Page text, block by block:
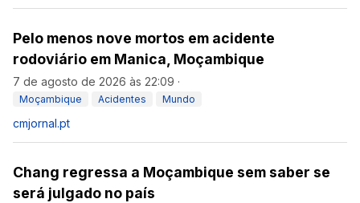
Pelo menos nove mortos em acidente
rodoviário em Manica, Moçambique
7 de agosto de 2026 às 22:09 ·
Moçambique Acidentes Mundo
cmjornal.pt
Chang regressa a Moçambique sem saber se
será julgado no país